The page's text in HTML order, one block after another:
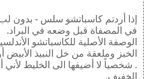
إذا أردتم كاسباتشو سلس - بدون
في المصفاة قبل وضعه في البراد.
الوصفة الأصلية للكاسباتشو
. شخصياً لا أضيفها الى الخليط
الخفيف.